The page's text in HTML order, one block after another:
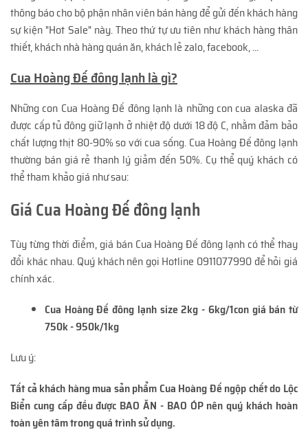
thông báo cho bộ phận nhân viên bán hàng để gửi đến khách hàng
sự kiện "Hot Sale" này. Theo thứ tự ưu tiên như khách hàng thân
thiết, khách nhà hàng quán ăn, khách lẻ zalo, facebook, ...
Cua Hoàng Đế đông lạnh là gì?
Những con Cua Hoàng Đế đông lạnh là những con cua alaska đã
được cấp tủ đông giữ lạnh ở nhiệt độ dưới 18 độ C, nhằm đảm bảo
chất lượng thịt 80-90% so với cua sống. Cua Hoàng Đế đông lạnh
thường bán giá rẻ thanh lý giảm đến 50%. Cụ thể quý khách có
thể tham khảo giá như sau:
Giá Cua Hoàng Đế đông lạnh
Tùy từng thời điểm, giá bán Cua Hoàng Đế đông lạnh có thể thay
đổi khác nhau. Quý khách nên gọi Hotline 0911077990 để hỏi giá
chính xác.
Cua Hoàng Đế đông lạnh size 2kg - 6kg/1con giá bán từ
750k - 950k/1kg
Lưu ý:
Tất cả khách hàng mua sản phẩm Cua Hoàng Đế ngộp chết do Lộc
Biển cung cấp đều được BAO ĂN - BAO ÓP nên quý khách hoàn
toàn yên tâm trong quá trình sử dụng.